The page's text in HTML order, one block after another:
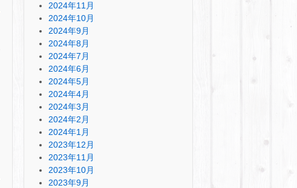
2024年11月
2024年10月
2024年9月
2024年8月
2024年7月
2024年6月
2024年5月
2024年4月
2024年3月
2024年2月
2024年1月
2023年12月
2023年11月
2023年10月
2023年9月